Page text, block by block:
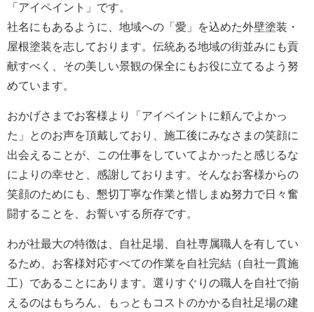
「アイペイント」です。
社名にもあるように、地域への「愛」を込めた外壁塗装・
屋根塗装を志しております。伝統ある地域の街並みにも貢
献すべく、その美しい景観の保全にもお役に立てるよう努
めています。
おかげさまでお客様より「アイペイントに頼んでよかっ
た」とのお声を頂戴しており、施工後にみなさまの笑顔に
出会えることが、この仕事をしていてよかったと感じるな
によりの幸せと、感謝しております。そんなお客様からの
笑顔のためにも、懇切丁寧な作業と惜しまぬ努力で日々奮
闘することを、お誓いする所存です。
わが社最大の特徴は、自社足場、自社専属職人を有してい
るため、お客様対応すべての作業を自社完結（自社一貫施
工）であることにあります。選りすぐりの職人を自社で揃
えるのはもちろん、もっともコストのかかる自社足場の建